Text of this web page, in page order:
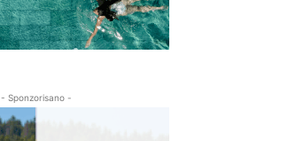
- Sponzorisano -